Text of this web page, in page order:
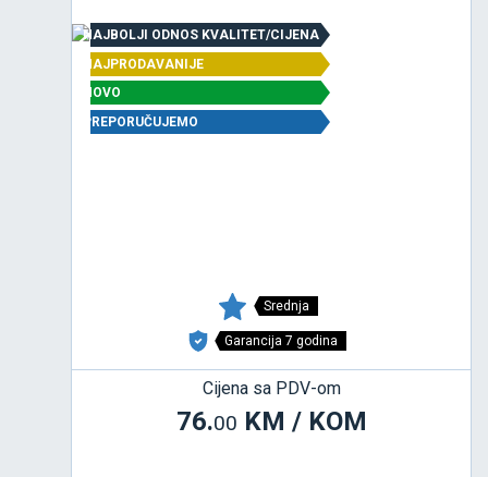
NAJBOLJI ODNOS KVALITET/CIJENA
NAJPRODAVANIJE
NOVO
PREPORUČUJEMO
Srednja
Garancija 7 godina
Cijena sa PDV-om
76.00 KM / KOM